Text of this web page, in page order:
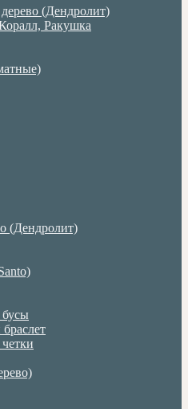
(Дендролит)
Ракушка
(Дендролит)